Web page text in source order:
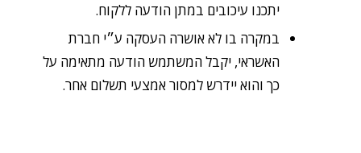
יתכנו עיכובים במתן הודעה ללקוח.
במקרה בו לא אושרה העסקה ע״י חברת
האשראי, יקבל המשתמש הודעה מתאימה על
כך והוא יידרש למסור אמצעי תשלום אחר.